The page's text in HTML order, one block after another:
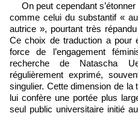
On peut cependant s’étonner
comme celui du substantif «
autrice », pourtant très
Ce choix de traduction a pour
force de l’engagement
recherche de Natascha
régulièrement exprimé,
singulier. Cette dimension de la
lui confère une portée plus
seul public universitaire initié